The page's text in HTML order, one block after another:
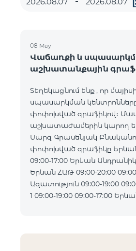
08 May
Վաճառքի և
աշխատանքային
Տեղեկացնում ենք , որ
սպասարկման
փոփոխված գրաֆիկով։
աշխատաժամերին կարող
Մարզ Գրասենյակ
փոփոխված գրաֆիկը Երևան Կիլիկիա 09:00-18:00
09:00-17:00 Երևան Անդրանիկ 09:00-18:00 09:00-17:00
Երևան ՀԱԹ 09:00-20:00 09:00-
Ազատություն 09:00-19:00 09:00-17:00
1 09:00-19:00 09:00-17:00 Երևան Դավիթաշեն 09:00-